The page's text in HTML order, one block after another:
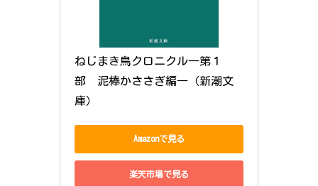
ねじまき鳥クロニクル―第１
部　泥棒かささぎ編―（新潮文
庫）
Amazonで見る
楽天市場で見る